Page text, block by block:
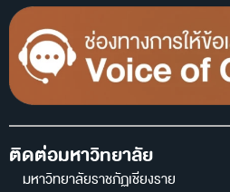
ติดต่อมหาวิทยาลัย
มหาวิทยาลัยราชภัฏเชียงราย